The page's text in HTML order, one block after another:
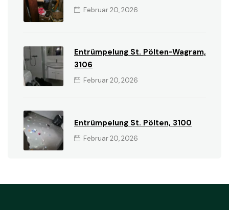
Februar 20, 2026
Entrümpelung St. Pölten-Wagram,
3106
Februar 20, 2026
Entrümpelung St. Pölten, 3100
Februar 20, 2026